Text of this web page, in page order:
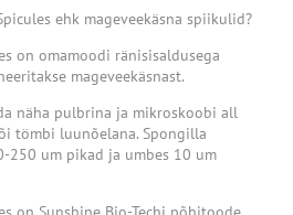
ehk mageveekäsna spiikulid?
on omamoodi ränisisaldusega
mageveekäsnast.
näha pulbrina ja mikroskoobi all
tömbi luunõelana. Spongilla
250 um pikad ja umbes 10 um